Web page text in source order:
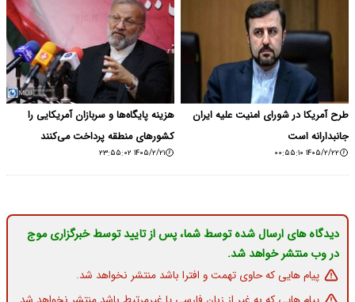
طرح آمریکا در شورای امنیت علیه ایران
جانبدارانه است
۱۴۰۵/۲/۲۲ ۰۰:۵۵:۱۰
هزینه پایگاه‌ها و سربازان آمریکایی را
کشورهای منطقه پرداخت می‌کنند
۱۴۰۵/۲/۲۱ ۲۳:۵۵:۰۲
دیدگاه های ارسال شده توسط شما، پس از تایید توسط خبرگزاری موج
در وب منتشر خواهد شد.
پیام هایی که حاوی تهمت و افترا باشد منتشر نخواهد شد.